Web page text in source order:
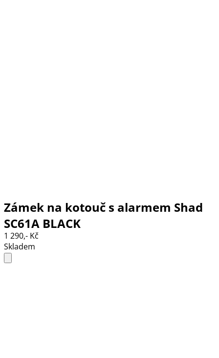
Zámek na kotouč s alarmem Shad
SC61A BLACK
1 290,- Kč
Skladem